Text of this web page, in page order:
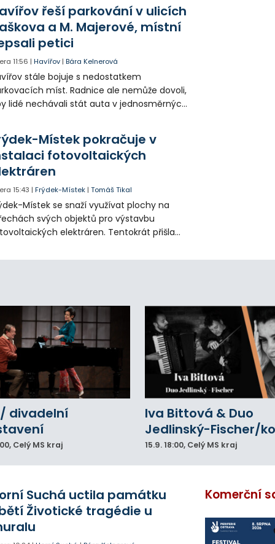
certifikáty o absolvování studia a
dárky.
řeší parkování v ulicích
a M. Majerové, místní
petici
11:56 |Havířov |Bára Kelnerová
stále bojuje s nedostatkem
míst. Radnice ale nemůže dovoli,
lidé nechávali stát auta v jednosměrných
někteří obyvatelé rozhodli sepsat petici.
Místek pokračuje v
fotovoltaických
15:43 |Frýdek-Místek |Tomáš Tikal
Místek se snaží využívat plochy na
svých objektů pro výstavbu
elektráren. Tentokrát přišla
divadelní
, Celý MS kraj
Iva Bittová & Duo
Jedlinský-Fischer/
15.9.18:00, Celý MS kraj
Suchá uctila památku
Životické tragédie u
Komerční